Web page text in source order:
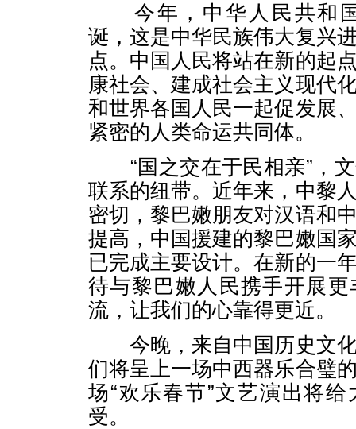
今年，中华人民共和国
诞，这是中华民族伟大复兴
点。中国人民将站在新的起
康社会、建成社会主义现代
和世界各国人民一起促发展
紧密的人类命运共同体。
“国之交在于民相亲”，文
联系的纽带。近年来，中黎
密切，黎巴嫩朋友对汉语和
提高，中国援建的黎巴嫩国
已完成主要设计。在新的一
待与黎巴嫩人民携手开展
流，让我们的心靠得更近。
今晚，来自中国历史文化
们将呈上一场中西器乐合璧
场“欢乐春节”文艺演出将
受。